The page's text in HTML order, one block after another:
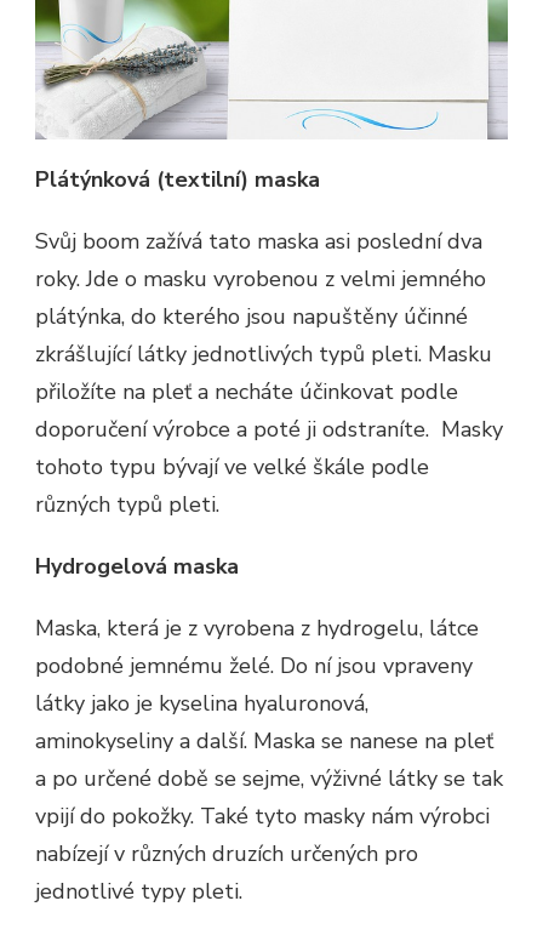
Plátýnková (textilní) maska
Svůj boom zažívá tato maska asi poslední dva
roky. Jde o masku vyrobenou z velmi jemného
plátýnka, do kterého jsou napuštěny účinné
zkrášlující látky jednotlivých typů pleti. Masku
přiložíte na pleť a necháte účinkovat podle
doporučení výrobce a poté ji odstraníte. Masky
tohoto typu bývají ve velké škále podle
různých typů pleti.
Hydrogelová maska
Maska, která je z vyrobena z hydrogelu, látce
podobné jemnému želé. Do ní jsou vpraveny
látky jako je kyselina hyaluronová,
aminokyseliny a další. Maska se nanese na pleť
a po určené době se sejme, výživné látky se tak
vpijí do pokožky. Také tyto masky nám výrobci
nabízejí v různých druzích určených pro
jednotlivé typy pleti.